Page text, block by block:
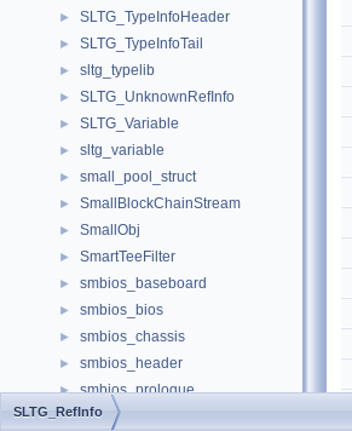
► SLTG_TypeInfoHeader
► SLTG_TypeInfoTail
► sltg_typelib
► SLTG_UnknownRefInfo
► SLTG_Variable
► sltg_variable
► small_pool_struct
► SmallBlockChainStream
► SmallObj
► SmartTeeFilter
► smbios_baseboard
► smbios_bios
► smbios_chassis
► smbios_header
► smbios_prologue
► smbios_system
SLTG_RefInfo